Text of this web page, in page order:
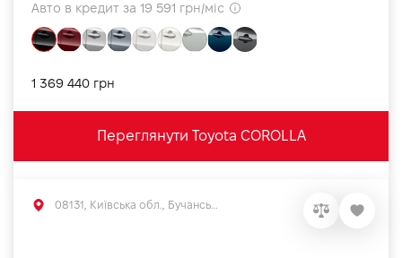
Авто в кредит за 19 591 грн/міс
1 369 440 грн
Переглянути Toyota COROLLA